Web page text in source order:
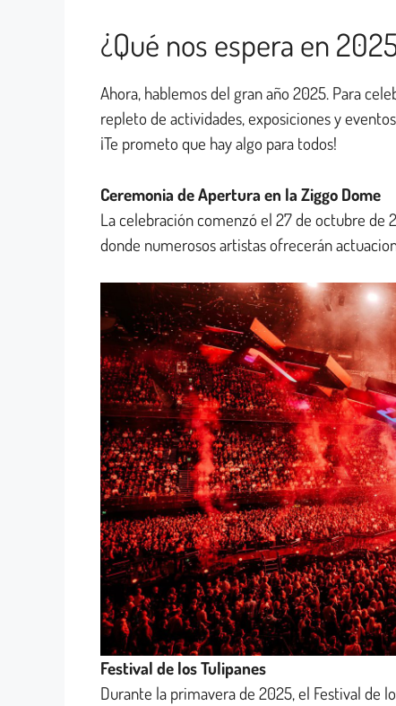
¿Qué nos espera en
Ahora, hablemos del gran año 2025. Para
repleto de actividades, exposiciones y
¡Te prometo que hay algo para todos!
Ceremonia de Apertura en la Ziggo Dome
La celebración comenzó el 27 de octubre de
donde numerosos artistas ofrecerán
Festival de los Tulipanes
Durante la primavera de 2025, el Festival de